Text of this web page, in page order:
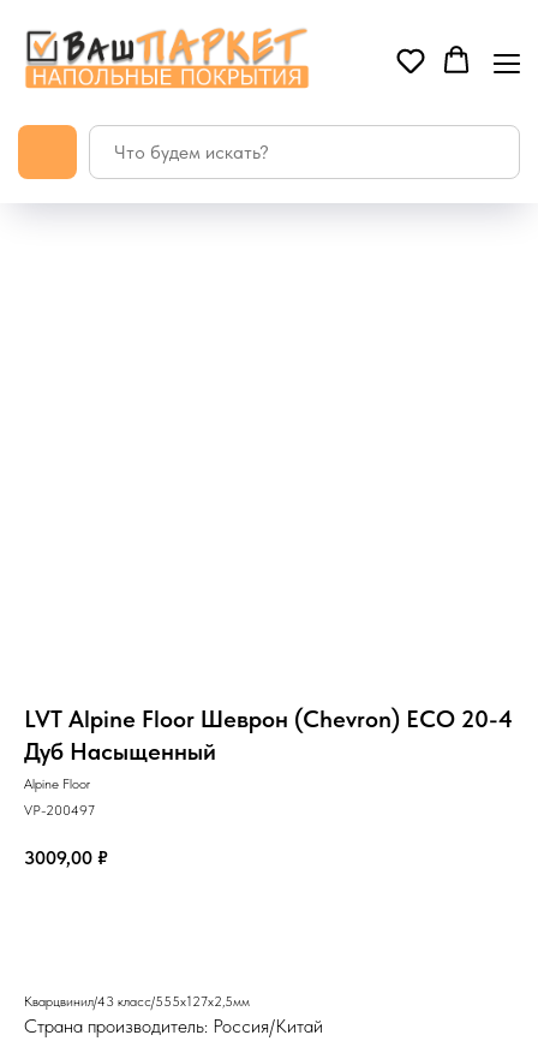
LVT Alpine Floor Шеврон (Chevron) ECO 20-4
Дуб Насыщенный
Alpine Floor
VP-200497
3009,00 ₽
Кварцвинил/43 класс/555х127х2,5мм
Страна производитель: Россия/Китай